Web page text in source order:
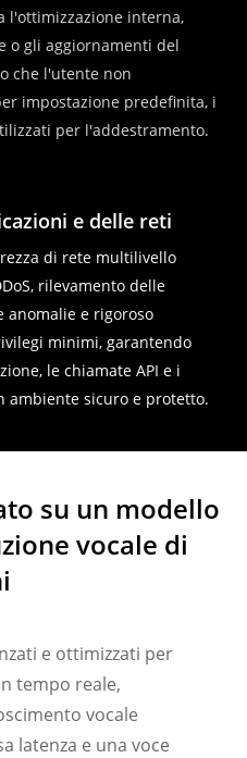
l'ottimizzazione interna,
o gli aggiornamenti del
che l'utente non
impostazione predefinita, i
per l'addestramento.
e delle reti
di rete multilivello
rilevamento delle
anomalie e rigoroso
minimi, garantendo
le chiamate API e i
ambiente sicuro e protetto.
su un modello
vocale di
e ottimizzati per
tempo reale,
vocale
latenza e una voce